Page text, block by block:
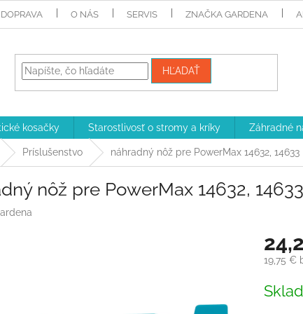
DOPRAVA O NÁS SERVIS ZNAČKA GARDENA
HĽADAŤ
kosačky Starostlivosť o stromy a kríky Záhradné
Príslušenstvo náhradný nôž pre PowerMax 14632, 14633
nôž pre PowerMax 14632, 14633
19,75 €
cena: